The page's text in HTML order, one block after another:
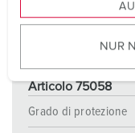
u
w
NUR
Articolo 75058
Grado di protezione